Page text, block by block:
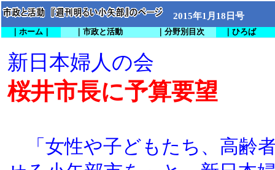
2015年1月18日号
｜ホーム｜ ｜市政と活動 ｜分野別目次 ｜ひろば
新日本婦人の会
桜井市長に予算要望
「女性や子どもたち、高齢